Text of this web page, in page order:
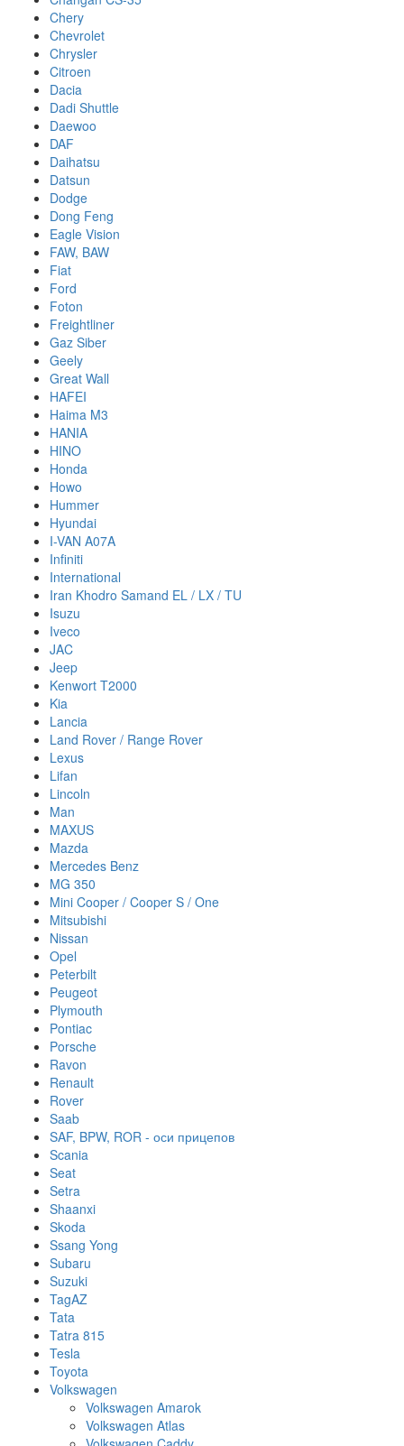
Chery
Chevrolet
Chrysler
Citroen
Dacia
Dadi Shuttle
Daewoo
DAF
Daihatsu
Datsun
Dodge
Dong Feng
Eagle Vision
FAW, BAW
Fiat
Ford
Foton
Freightliner
Gaz Siber
Geely
Great Wall
HAFEI
Haima M3
HANIA
HINO
Honda
Howo
Hummer
Hyundai
I-VAN A07A
Infiniti
International
Iran Khodro Samand EL / LX / TU
Isuzu
Iveco
JAC
Jeep
Kenwort T2000
Kia
Lancia
Land Rover / Range Rover
Lexus
Lifan
Lincoln
Man
MAXUS
Mazda
Mercedes Benz
MG 350
Mini Cooper / Cooper S / One
Mitsubishi
Nissan
Opel
Peterbilt
Peugeot
Plymouth
Pontiac
Porsche
Ravon
Renault
Rover
Saab
SAF, BPW, ROR - оси прицепов
Scania
Seat
Setra
Shaanxi
Skoda
Ssang Yong
Subaru
Suzuki
TagAZ
Tata
Tatra 815
Tesla
Toyota
Volkswagen
Volkswagen Amarok
Volkswagen Atlas